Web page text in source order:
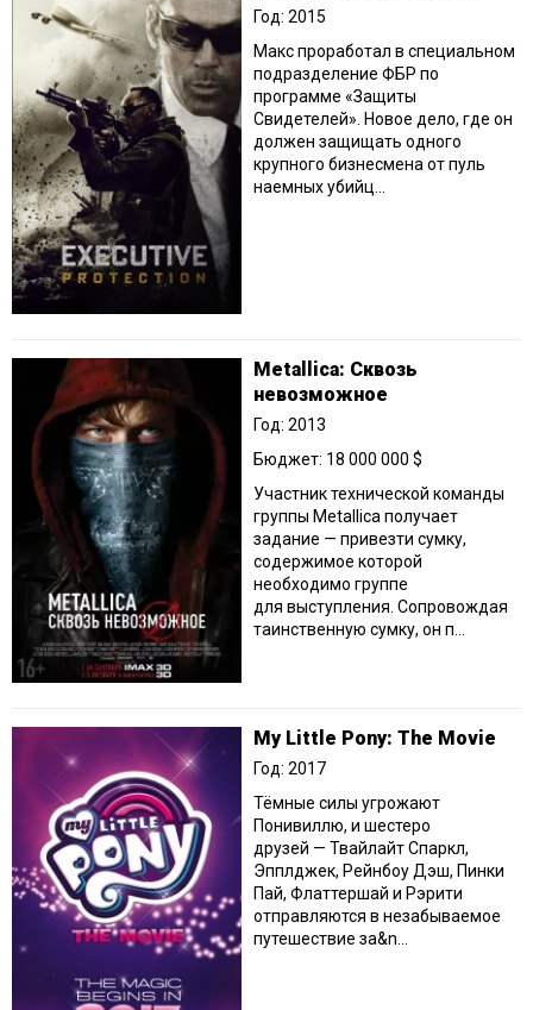
Год: 2015
Макс проработал в специальном
подразделение ФБР по
программе «Защиты
Свидетелей». Новое дело, где он
должен защищать одного
крупного бизнесмена от пуль
наемных убийц...
Metallica: Сквозь
невозможное
Год: 2013
Бюджет: 18 000 000 $
Участник технической команды
группы Metallica получает
задание — привезти сумку,
содержимое которой
необходимо группе
для выступления. Сопровождая
таинственную сумку, он п...
My Little Pony: The Movie
Год: 2017
Тёмные силы угрожают
Понивиллю, и шестеро
друзей — Твайлайт Спаркл,
Эпплджек, Рейнбоу Дэш, Пинки
Пай, Флаттершай и Рэрити
отправляются в незабываемое
путешествие за&n...